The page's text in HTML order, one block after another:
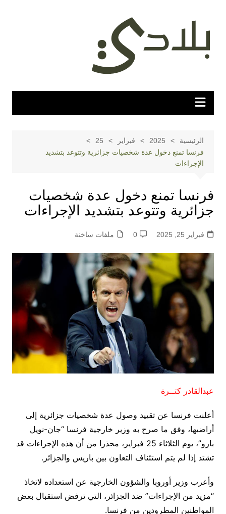
المحتوى
الرئيسية 2025 فبراير
25
فرنسا تمنع دخول عدة شخصيات جزائرية وتتوعد بتشديد
الإجراءات
فرنسا تمنع دخول عدة شخصيات
جزائرية وتتوعد بتشديد الإجراءات
فبراير 25, 2025 0 ملفات ساخنة
عبدالقادر كتــرة
أعلنت فرنسا عن تقييد وصول عدة شخصيات جزائرية إلى
أراضيها، وفق ما صرح به وزير خارجية فرنسا “جان-نويل
بارو”، يوم الثلاثاء 25 فبراير، محذرا من أن هذه الإجراءات قد
تشتد إذا لم يتم استئناف التعاون بين باريس والجزائر.
وأعرب وزير أوروبا والشؤون الخارجية عن استعداده لاتخاذ
“مزيد من الإجراءات” ضد الجزائر، التي ترفض استقبال بعض
المواطنين المطرودين من فرنسا.